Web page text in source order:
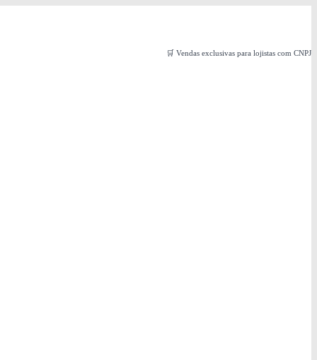
🛒 Vendas exclusivas para lojistas com CNPJ